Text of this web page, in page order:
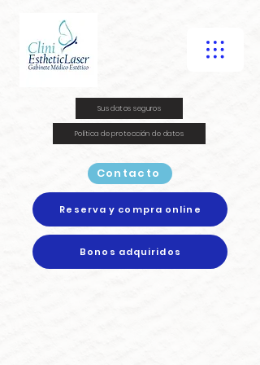
Contacto
Sus datos seguros
Política de protección de datos
Reserva y compra online
Bonos adquiridos